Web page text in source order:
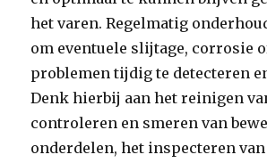
het varen. Regelmatig
om eventuele slijtage, corrosie
problemen tijdig te detecteren
Denk hierbij aan het reinigen
controleren en smeren van
onderdelen, het inspecteren